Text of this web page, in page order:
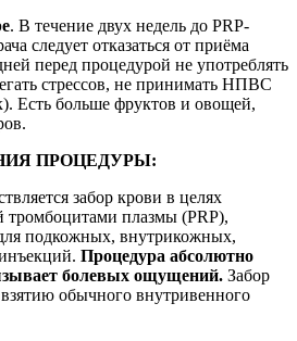
. В течение двух недель до PRP-
следует отказаться от приёма
перед процедурой не употреблять
стрессов, не принимать НПВС
Есть больше фруктов и овощей,
ПРОЦЕДУРЫ:
забор крови в целях
тромбоцитами плазмы (PRP),
подкожных, внутрикожных,
Процедура абсолютно
болевых ощущений. Забор
обычного внутривенного